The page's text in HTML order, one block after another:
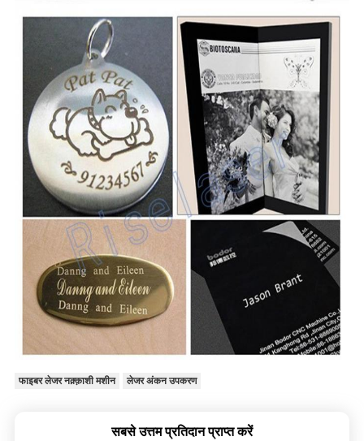
फाइबर लेजर नक़्क़ाशी मशीन लेजर अंकन उपकरण
सबसे उत्तम प्रतिदान प्राप्त करें